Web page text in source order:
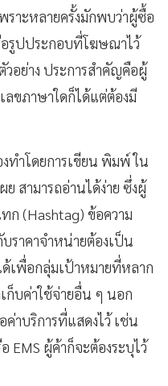
ราะหลายครั้งมักพบว่าผู้ซื้อ
อรูปประกอบที่โฆษณาไว้
อย่าง ประการสำคัญคือผู้
ลขภาษาใดก็ได้แต่ต้องมี
ทำโดยการเขียน พิมพ์ ใน
สามารถอ่านได้ง่าย ซึ่งผู้
ก (Hashtag) ข้อความ
ราคาจำหน่ายต้องเป็น
เพื่อกลุ่มเป้าหมายที่หลาก
ก็บค่าใช้จ่ายอื่น ๆ นอก
าบริการที่แสดงไว้ เช่น
EMS ผู้ค้าก็จะต้องระบุไว้